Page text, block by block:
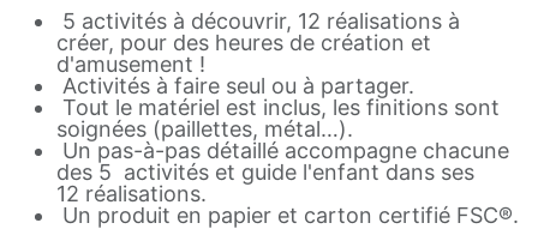
5 activités à découvrir, 12 réalisations à
créer, pour des heures de création et
d'amusement !
Activités à faire seul ou à partager.
Tout le matériel est inclus, les finitions sont
soignées (paillettes, métal…).
Un pas-à-pas détaillé accompagne chacune
des 5 activités et guide l'enfant dans ses
12 réalisations.
Un produit en papier et carton certifié FSC®.